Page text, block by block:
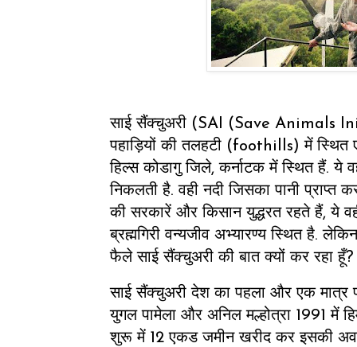
साई सैंक्चुअरी (SAI (Save Animals
पहाड़ियों की तलहटी (foothills) में स्थित
हिल्स कोडागु जिले, कर्नाटक में स्थित हैं. ये
निकलती है. वही नदी जिसका पानी
की सरकारें और किसान युद्धरत रहते हैं, ये
ब्रह्मगिरी वन्यजीव अभ्यारण्य स्थित है.
फैले साई सैंक्चुअरी की बात क्यों कर रहा हूँ?
साई सैंक्चुअरी देश का पहला और एक मात्र
युगल पामेला और अनिल मल्होत्रा 1991 में
शुरू में 12 एकड जमीन खरीद कर इसकी